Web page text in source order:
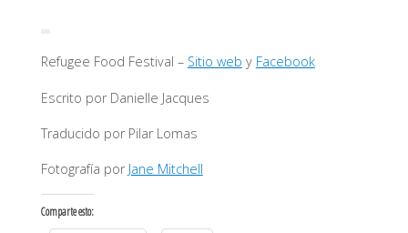
Refugee Food Festival – Sitio web y Facebook
Escrito por Danielle Jacques
Traducido por Pilar Lomas
Fotografía por Jane Mitchell
Comparte esto: